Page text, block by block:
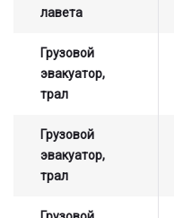
лавета
Грузовой
эвакуатор,
трал
Грузовой
эвакуатор,
трал